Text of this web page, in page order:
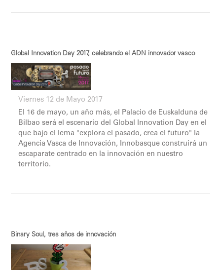
Global Innovation Day 2017, celebrando el ADN innovador vasco
Viernes 12 de Mayo 2017
El 16 de mayo, un año más, el Palacio de Euskalduna de
Bilbao será el escenario del Global Innovation Day en el
que bajo el lema "explora el pasado, crea el futuro" la
Agencia Vasca de Innovación, Innobasque construirá un
escaparate centrado en la innovación en nuestro
territorio.
Binary Soul, tres años de innovación